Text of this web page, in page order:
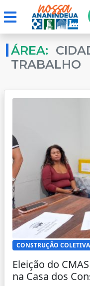
ÁREA:
TRABALHO
CONSTRUÇÃO COLETIVA
Eleição do
na Casa dos